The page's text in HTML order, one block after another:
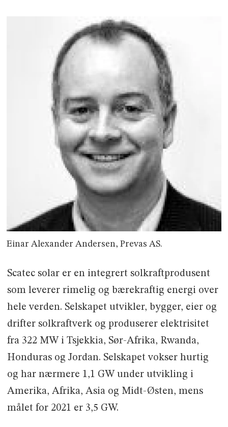
Einar Alexander Andersen, Prevas AS.
Scatec solar er en integrert solkraftprodusent
som leverer rimelig og bærekraftig energi over
hele verden. Selskapet utvikler, bygger, eier og
drifter solkraftverk og produserer elektrisitet
fra 322 MW i Tsjekkia, Sør-Afrika, Rwanda,
Honduras og Jordan. Selskapet vokser hurtig
og har nærmere 1,1 GW under utvikling i
Amerika, Afrika, Asia og Midt-Østen, mens
målet for 2021 er 3,5 GW.